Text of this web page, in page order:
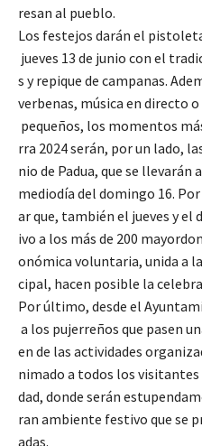
resan al pueblo.
Los festejos darán el
jueves 13 de junio con el
s y repique de campanas.
verbenas, música en directo
pequeños, los momentos
rra 2024 serán, por un lado,
nio de Padua, que se llevarán
mediodía del domingo 16.
ar que, también el jueves y
ivo a los más de 200
onómica voluntaria, unida a
cipal, hacen posible la
Por último, desde el
a los pujerreños que pasen
en de las actividades
nimado a todos los
dad, donde serán
ran ambiente festivo que se
adas.